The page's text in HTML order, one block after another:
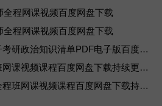
全程网课视频百度网盘下载
全程网课视频百度网盘下载
27考研政治米鹏大李子考研政治知识清单PDF电子版百度网盘下载
27考研政治杨攀全程班网课视频课程百度网盘下载持续更新中
27考研政治高途石磊全程班网课视频课程百度网盘下载持续更新中